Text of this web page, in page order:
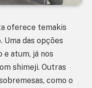
oferece temakis
Uma das opções
e atum, já nos
shimeji. Outras
como o